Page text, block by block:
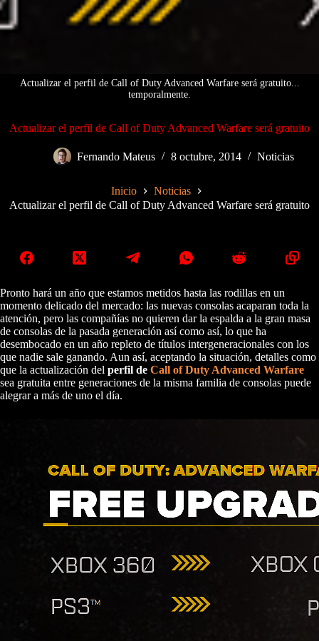
Actualizar el perfil de Call of Duty Advanced Warfare será gratuito...
temporalmente.
Actualizar el perfil de Call of Duty Advanced Warfare será gratuito
Fernando Mateus 8 octubre, 2014 Noticias
Inicio
Noticias
Actualizar el perfil de Call of Duty Advanced Warfare será gratuito
Pronto hará un año que estamos metidos hasta las rodillas en un
momento delicado del mercado: las nuevas consolas acaparan toda la
atención, pero las compañías no quieren dar la espalda a la gran masa
de consolas de la pasada generación así como así, lo que ha
desembocado en un año repleto de títulos intergeneracionales con los
que nadie sale ganando. Aun así, aceptando la situación, detalles como
que la actualización del perfil de Call of Duty Advanced Warfare
sea gratuita entre generaciones de la misma familia de consolas puede
alegrar a más de uno el día.